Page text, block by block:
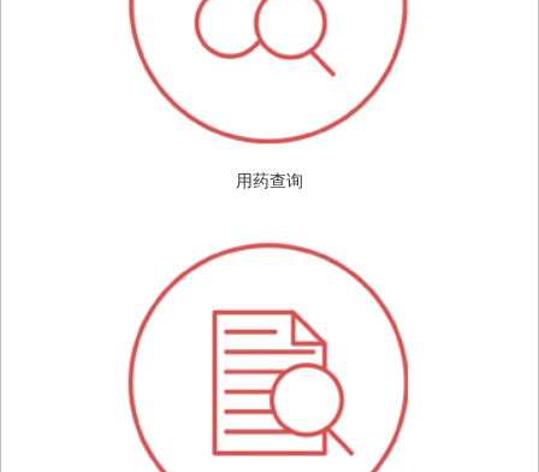
用药查询